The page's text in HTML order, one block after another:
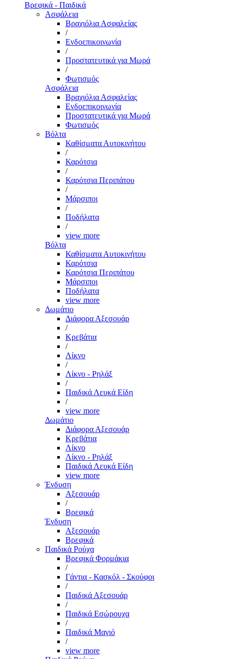
Βρεφικά - Παιδικά
Ασφάλεια
Βραχιόλια Ασφαλείας
/
Ενδοεπικοινωνία
/
Προστατευτικά για Μωρά
/
Φωτισμός
Ασφάλεια
Βραχιόλια Ασφαλείας
Ενδοεπικοινωνία
Προστατευτικά για Μωρά
Φωτισμός
Βόλτα
Καθίσματα Αυτοκινήτου
/
Καρότσια
/
Καρότσια Περιπάτου
/
Μάρσιποι
/
Ποδήλατα
/
view more
Βόλτα
Καθίσματα Αυτοκινήτου
Καρότσια
Καρότσια Περιπάτου
Μάρσιποι
Ποδήλατα
view more
Δωμάτιο
Διάφορα Αξεσουάρ
/
Κρεβάτια
/
Λίκνο
/
Λίκνο - Ρηλάξ
/
Παιδικά Λευκά Είδη
/
view more
Δωμάτιο
Διάφορα Αξεσουάρ
Κρεβάτια
Λίκνο
Λίκνο - Ρηλάξ
Παιδικά Λευκά Είδη
view more
Ένδυση
Αξεσουάρ
/
Βρεφικά
Ένδυση
Αξεσουάρ
Βρεφικά
Παιδικά Ρούχα
Βρεφικά Φορμάκια
/
Γάντια - Κασκόλ - Σκούφοι
/
Παιδικά Αξεσουάρ
/
Παιδικά Εσώρουχα
/
Παιδικά Μαγιό
/
view more